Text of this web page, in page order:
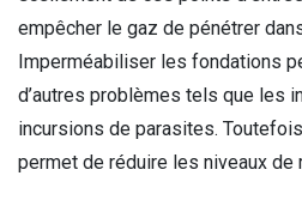
empêcher le gaz de pénétrer
Imperméabiliser les fondations
d’autres problèmes tels que les
incursions de parasites.
permet de réduire les niveaux de